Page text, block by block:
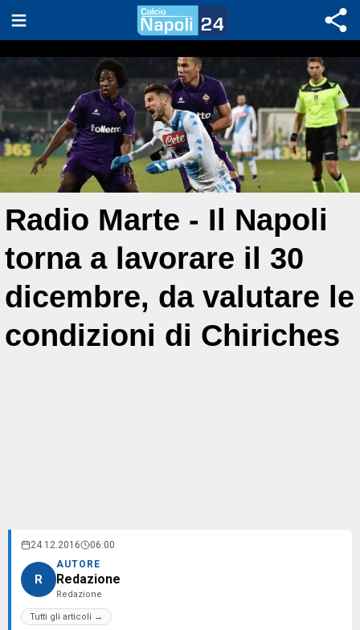
Radio Marte - Il Napoli
torna a lavorare il 30
dicembre, da valutare le
condizioni di Chiriches
24.12.2016 06:00
R
AUTORE
Redazione
Redazione
Tutti gli articoli →